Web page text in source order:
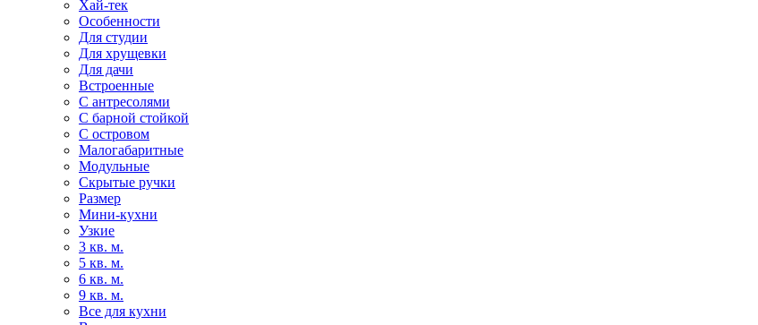
Хай-тек
Особенности
Для студии
Для хрущевки
Для дачи
Встроенные
С антресолями
С барной стойкой
С островом
Малогабаритные
Модульные
Скрытые ручки
Размер
Мини-кухни
Узкие
3 кв. м.
5 кв. м.
6 кв. м.
9 кв. м.
Все для кухни